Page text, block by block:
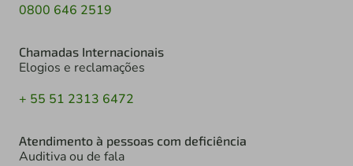
0800 646 2519
Chamadas Internacionais
Elogios e reclamações
+ 55 51 2313 6472
Atendimento à pessoas com deficiência
Auditiva ou de fala